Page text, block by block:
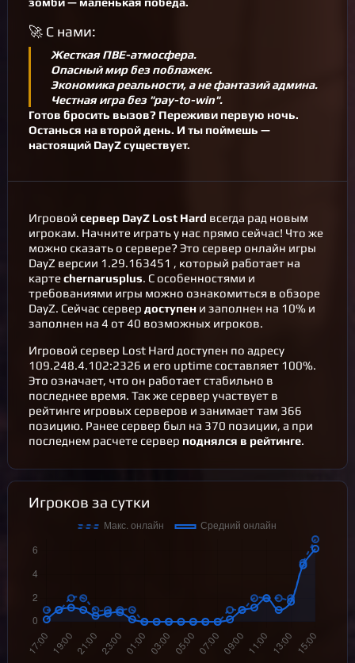
🚀 С нами:
Жесткая ПВЕ-атмосфера.
Опасный мир без поблажек.
Экономика реальности, а не фантазий админа.
Честная игра без "pay-to-win".
Готов бросить вызов? Переживи первую ночь.
Останься на второй день. И ты поймешь —
настоящий DayZ существует.
Игровой сервер DayZ Lost Hard всегда рад новым
игрокам. Начните играть у нас прямо сейчас! Что же
можно сказать о сервере? Это сервер онлайн игры
DayZ версии 1.29.163451 , который работает на
картеchernarusplus. С особенностями и
требованиями игры можно ознакомиться в обзоре
DayZ. Cейчас сервер доступен и заполнен на 10% и
заполнен на 4 от 40 возможных игроков.
Игровой сервер Lost Hard доступен по адресу
109.248.4.102:2326 и его uptime составляет 100%.
Это означает, что он работает стабильно в
последнее время. Так же сервер участвует в
рейтинге игровых серверов и занимает там 366
позицию. Ранее сервер был на 370 позиции, а при
последнем расчете сервер поднялся в рейтинге.
Игроков за сутки